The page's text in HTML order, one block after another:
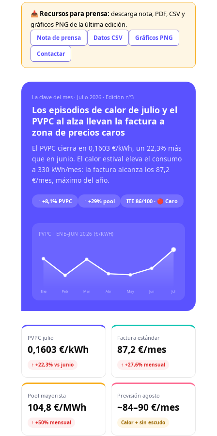
📥 Recursos para prensa: descarga nota, PDF, CSV y
gráficos PNG de la última edición.
Nota de prensa Datos CSV
Gráficos PNG
Contactar
La clave del mes · Julio 2026 · Edición nº3
Los episodios de calor de julio y el
PVPC al alza llevan la factura a
zona de precios caros
El PVPC cierra en 0,1603 €/kWh, un 22,3% más
que en junio. El calor estival eleva el consumo
a 330 kWh/mes: la factura alcanza los 87,2
€/mes, máximo del año.
↑ +8,1% PVPC ↑ +29% pool ITE 86/100 · 🔴 Caro
PVPC · ENE–JUN 2026 (€/KWH)
Ene Feb Mar Abr May Jun Jul
PVPC julio
0,1603 €/kWh
↑ +22,3% vs junio
Factura estándar
87,2 €/mes
↑ +27,6% mensual
Pool mayorista
104,8 €/MWh
↑ +50% mensual
Previsión agosto
~84–90 €/mes
Calor + sin escudo